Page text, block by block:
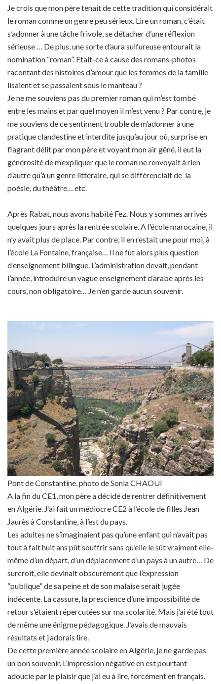
Je crois que mon père tenait de cette tradition qui considérait
le roman comme un genre peu sérieux. Lire un roman, c’était
s’adonner à une tâche frivole, se détacher d’une réflexion
sérieuse … De plus, une sorte d’aura sulfureuse entourait la
nomination “roman”. Etait-ce à cause des romans-photos
racontant des histoires d’amour que les femmes de la famille
lisaient et se passaient sous le manteau ?
Je ne me souviens pas du premier roman qui m’est tombé
entre les mains et par quel moyen il m’est venu ? Par contre, je
me souviens de ce sentiment trouble de m’adonner à une
pratique clandestine et interdite jusqu’au jour où, surprise en
flagrant délit par mon père et voyant mon air gêné, il eut la
générosité de m’expliquer que le roman ne renvoyait à rien
d’autre qu’à un genre littéraire, qui se différenciait de la
poésie, du théâtre… etc.
Après Rabat, nous avons habité Fez. Nous y sommes arrivés
quelques jours après la rentrée scolaire. A l’école marocaine, il
n’y avait plus de place. Par contre, il en restait une pour moi, à
l’école La Fontaine, française… Il ne fut alors plus question
d’enseignement bilingue. L’administration devait, pendant
l’année, introduire un vague enseignement d’arabe après les
cours, non obligatoire… Je n’en garde aucun souvenir.
Pont de Constantine, photo de Sonia CHAOUI
A la fin du CE1, mon père a décidé de rentrer définitivement
en Algérie. J’ai fait un médiocre CE2 à l’école de filles Jean
Jaurès à Constantine, à l’est du pays.
Les adultes ne s’imaginaient pas qu’une enfant qui n’avait pas
tout à fait huit ans pût souffrir sans qu’elle le sût vraiment elle-
même d’un départ, d’un déplacement d’un pays à un autre… De
surcroît, elle devinait obscurément que l’expression
“publique” de sa peine et de son malaise serait jugée
indécente. La cassure, la prescience d’une impossibilité de
retour s’étaient répercutées sur ma scolarité. Mais j’ai été tout
de même une énigme pédagogique. J’avais de mauvais
résultats et j’adorais lire.
De cette première année scolaire en Algérie, je ne garde pas
un bon souvenir. L’impression négative en est pourtant
adoucie par le plaisir que j’ai eu à lire, forcément en français.